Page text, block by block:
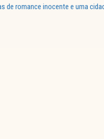
romance inocente e uma